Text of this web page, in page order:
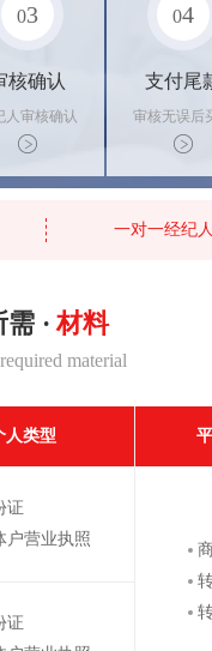
03
核确认
人审核确认
商标状态
04
支付尾
审核无误后
支付尾款，
办理相关手
一对一经纪
需 · 材料
material
人类型
证
户营业执照
证